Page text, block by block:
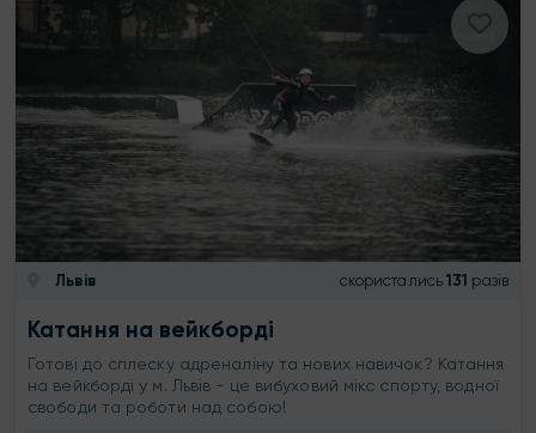
Львів скористались 131 разів
Катання на вейкборді
Готові до сплеску адреналіну та нових навичок? Катання
на вейкборді у м. Львів - це вибуховий мікс спорту, водної
свободи та роботи над собою!